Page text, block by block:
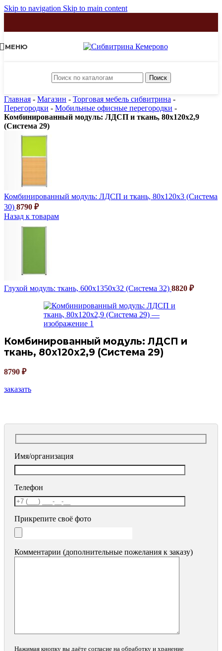
Skip to navigation Skip to main content
МЕНЮ
Поиск
Главная - Магазин - Торговая мебель сибвитрина -
Перегородки - Мобильные офисные перегородки -
Комбинированный модуль: ЛДСП и ткань, 80х120х2,9
(Система 29)
Комбинированный модуль: ЛДСП и ткань, 80х120х3 (Система
30) 8790 ₽
Назад к товарам
Глухой модуль: ткань, 600х1350х32 (Система 32) 8820 ₽
Комбинированный модуль: ЛДСП и
ткань, 80х120х2,9 (Система 29)
8790 ₽
заказать
Имя/организация
Телефон
Прикрепите своё фото
Комментарии (дополнительные пожелания к заказу)
Нажимая кнопку вы даёте согласие на обработку и хранение